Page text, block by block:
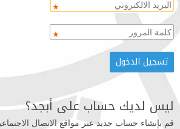
ليس لديك حساب على أبجد؟
قم بإنشاء حساب جديد عبر مواقع الاتصال